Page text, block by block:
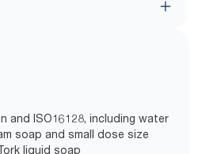
and ISO16128, including water
soap and small dose size
liquid soap